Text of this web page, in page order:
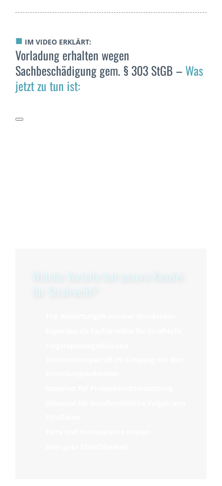
■ IM VIDEO ERKLÄRT:
Vorladung erhalten wegen
Sachbeschädigung gem. § 303 StGB –Was
jetzt zu tun ist: